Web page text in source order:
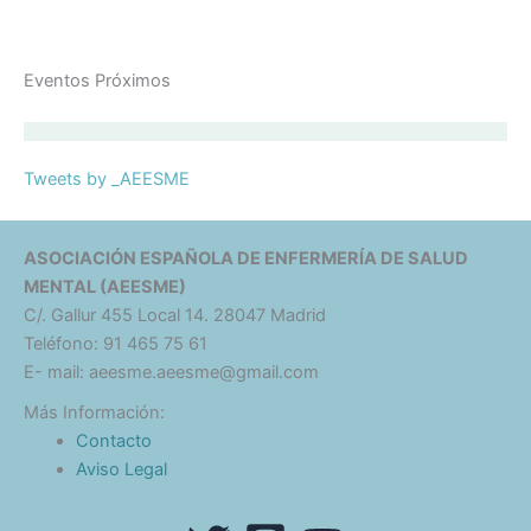
Eventos Próximos
Tweets by _AEESME
ASOCIACIÓN ESPAÑOLA DE ENFERMERÍA DE SALUD
MENTAL (AEESME)
C/. Gallur 455 Local 14. 28047 Madrid
Teléfono: 91 465 75 61
E- mail: aeesme.aeesme@gmail.com
Más Información:
Contacto
Aviso Legal